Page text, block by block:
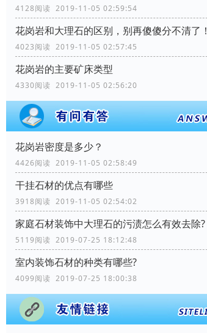
4128阅读 2019-11-05 02:59:54
花岗岩和大理石的区别，别再傻傻分不清了！
4023阅读 2019-11-05 02:57:45
花岗岩的主要矿床类型
4330阅读 2019-11-05 02:56:20
花岗岩密度是多少？
4426阅读 2019-11-05 02:58:49
干挂石材的优点有哪些
3918阅读 2019-11-05 02:54:02
家庭石材装饰中大理石的污渍怎么有效去除?
5119阅读 2019-07-25 18:12:48
室内装饰石材的种类有哪些?
4099阅读 2019-07-25 18:00:38